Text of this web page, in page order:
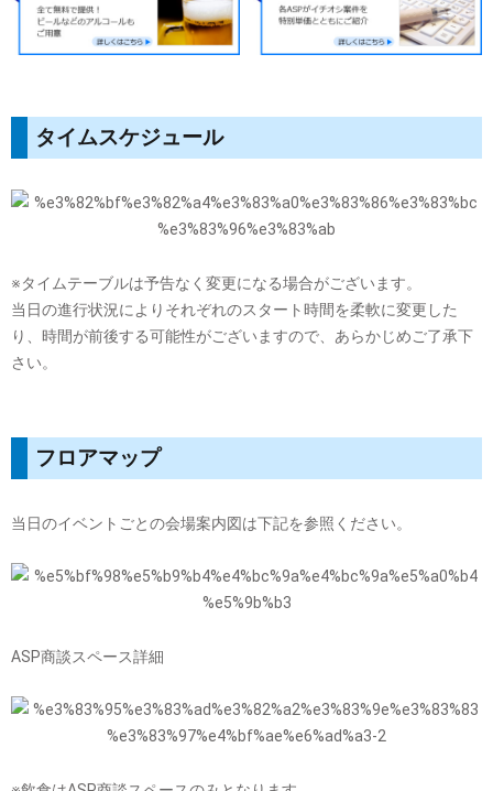
タイムスケジュール
※タイムテーブルは予告なく変更になる場合がございます。
当日の進行状況によりそれぞれのスタート時間を柔軟に変更した
り、時間が前後する可能性がございますので、あらかじめご了承下
さい。
フロアマップ
当日のイベントごとの会場案内図は下記を参照ください。
ASP商談スペース詳細